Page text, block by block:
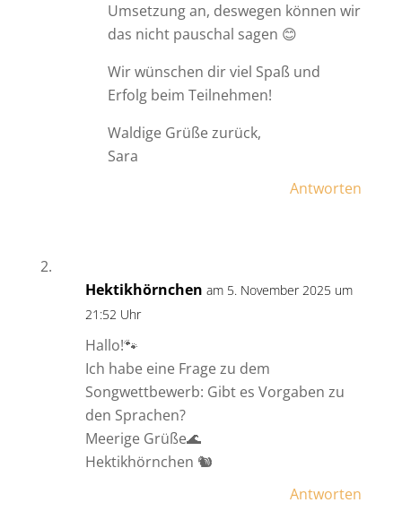
Umsetzung an, deswegen können wir
das nicht pauschal sagen 😊
Wir wünschen dir viel Spaß und
Erfolg beim Teilnehmen!
Waldige Grüße zurück,
Sara
Antworten
Hektikhörnchen am 5. November 2025 um
21:52 Uhr
Hallo!🐾
Ich habe eine Frage zu dem
Songwettbewerb: Gibt es Vorgaben zu
den Sprachen?
Meerige Grüße🌊
Hektikhörnchen 🐿
Antworten